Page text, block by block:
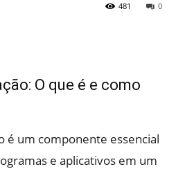
0
481
O que é e como
é um componente essencial
e aplicativos em um